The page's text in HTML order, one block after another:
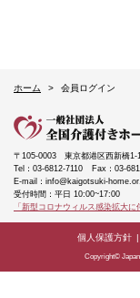
ホーム 会員ログイン
〒105-0003 東京都港区西新橋1-
Tel：03-6812-7110
Fax：03-
E-mail：info@kaigotsuki-
受付時間：平日 10:00~17:00
「新型コロナウィルス感染拡大
個人保護方針
Copyright©